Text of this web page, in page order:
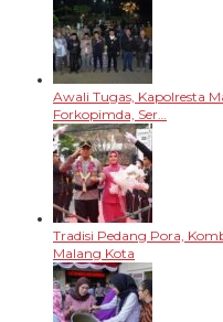
Awali Tugas, Kapolresta
Forkopimda, Ser…
Tradisi Pedang Pora,
Malang Kota